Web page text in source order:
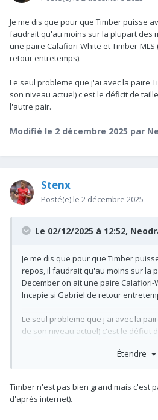
Je me dis que pour que Timber puisse
faudrait qu'au moins sur la plupart des
une paire Calafiori-White et Timber-
retour entretemps).
Le seul probleme que j'ai avec la paire
son niveau actuel) c'est le déficit de
l'autre pair.
Modifié le 2 décembre 2025 par
Stenx
Posté(e) le 2 décembre 2025
Le 02/12/2025 à 12:52,
Je me dis que pour que Timber
repos, il faudrait qu'au moins sur la
December on ait une paire Calafiori-
Incapie si Gabriel de retour
Le seul probleme que j'ai avec la
de son niveau actuel) c'est le déficit
Étendre
Timber n'est pas bien grand mais c'est
d'après internet).